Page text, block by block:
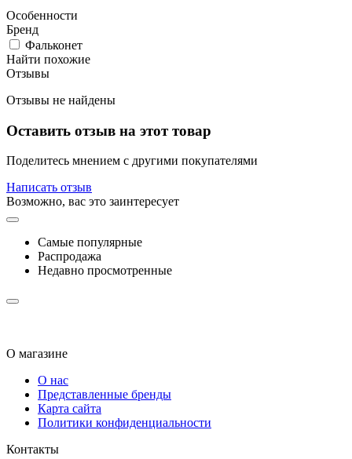
Особенности
Бренд
Фальконет
Найти похожие
Отзывы
Отзывы не найдены
Оставить отзыв на этот товар
Поделитесь мнением с другими покупателями
Написать отзыв
Возможно, вас это заинтересует
Самые популярные
Распродажа
Недавно просмотренные
О магазине
О нас
Представленные бренды
Карта сайта
Политики конфиденциальности
Контакты